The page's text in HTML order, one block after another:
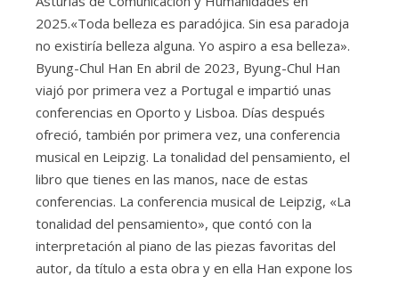
2025.«Toda belleza es paradójica. Sin esa paradoja
no existiría belleza alguna. Yo aspiro a esa belleza».
Byung-Chul Han En abril de 2023, Byung-Chul Han
viajó por primera vez a Portugal e impartió unas
conferencias en Oporto y Lisboa. Días después
ofreció, también por primera vez, una conferencia
musical en Leipzig. La tonalidad del pensamiento, el
libro que tienes en las manos, nace de estas
conferencias. La conferencia musical de Leipzig, «La
tonalidad del pensamiento», que contó con la
interpretación al piano de las piezas favoritas del
autor, da título a esta obra y en ella Han expone los